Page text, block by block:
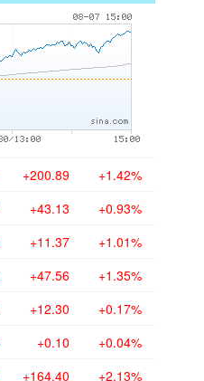
+200.89 +1.42%
+43.13 +0.93%
+11.37 +1.01%
+47.56 +1.35%
+12.30 +0.17%
+0.10 +0.04%
+164.40 +2.13%